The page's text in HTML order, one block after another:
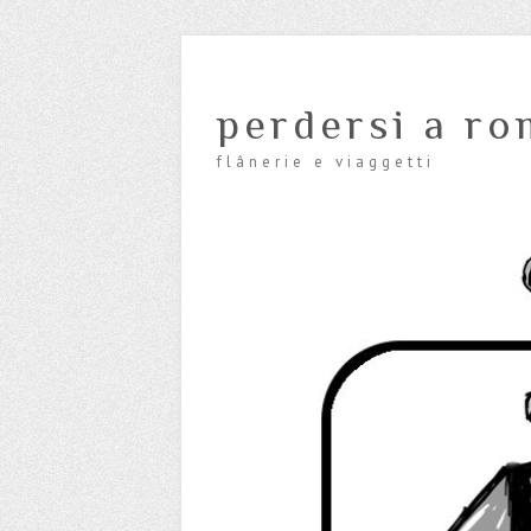
perdersi a
flânerie e viaggetti